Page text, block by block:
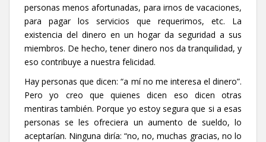
personas menos afortunadas, para irnos de vacaciones,
para pagar los servicios que requerimos, etc. La
existencia del dinero en un hogar da seguridad a sus
miembros. De hecho, tener dinero nos da tranquilidad, y
eso contribuye a nuestra felicidad.
Hay personas que dicen: “a mí no me interesa el dinero”.
Pero yo creo que quienes dicen eso dicen otras
mentiras también. Porque yo estoy segura que si a esas
personas se les ofreciera un aumento de sueldo, lo
aceptarían. Ninguna diría: “no, no, muchas gracias, no lo